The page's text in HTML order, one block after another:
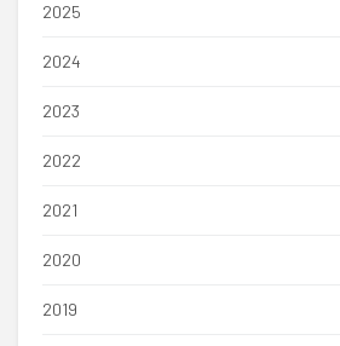
2025
2024
2023
2022
2021
2020
2019